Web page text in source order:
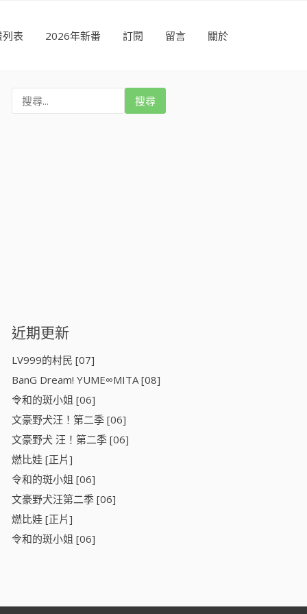
表 2026年新番 訂閱 留言 關於
近期更新
LV999的村民 [07]
BanG Dream! YUME∞MITA [08]
令和的斑小姐 [06]
文豪野犬汪！第二季 [06]
文豪野犬 汪！第二季 [06]
燃比娃 [正片]
令和的斑小姐 [06]
文豪野犬汪第二季 [06]
燃比娃 [正片]
令和的斑小姐 [06]